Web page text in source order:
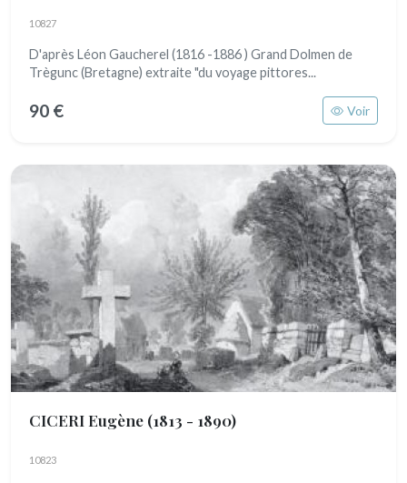
10827
D'après Léon Gaucherel (1816 -1886 ) Grand Dolmen de
Trègunc (Bretagne) extraite "du voyage pittores...
90 € Voir
CICERI Eugène (1813 - 1890)
10823